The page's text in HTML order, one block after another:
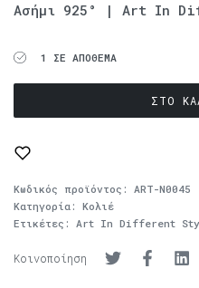
Ασήμι 925° | Art In
1 ΣΕ ΑΠΌΘΕΜΑ
ΣΤΟ
Κωδικός προϊόντος: ART-N0045
Κατηγορία: Κολιέ
Ετικέτες: Art In Different
Κοινοποίηση